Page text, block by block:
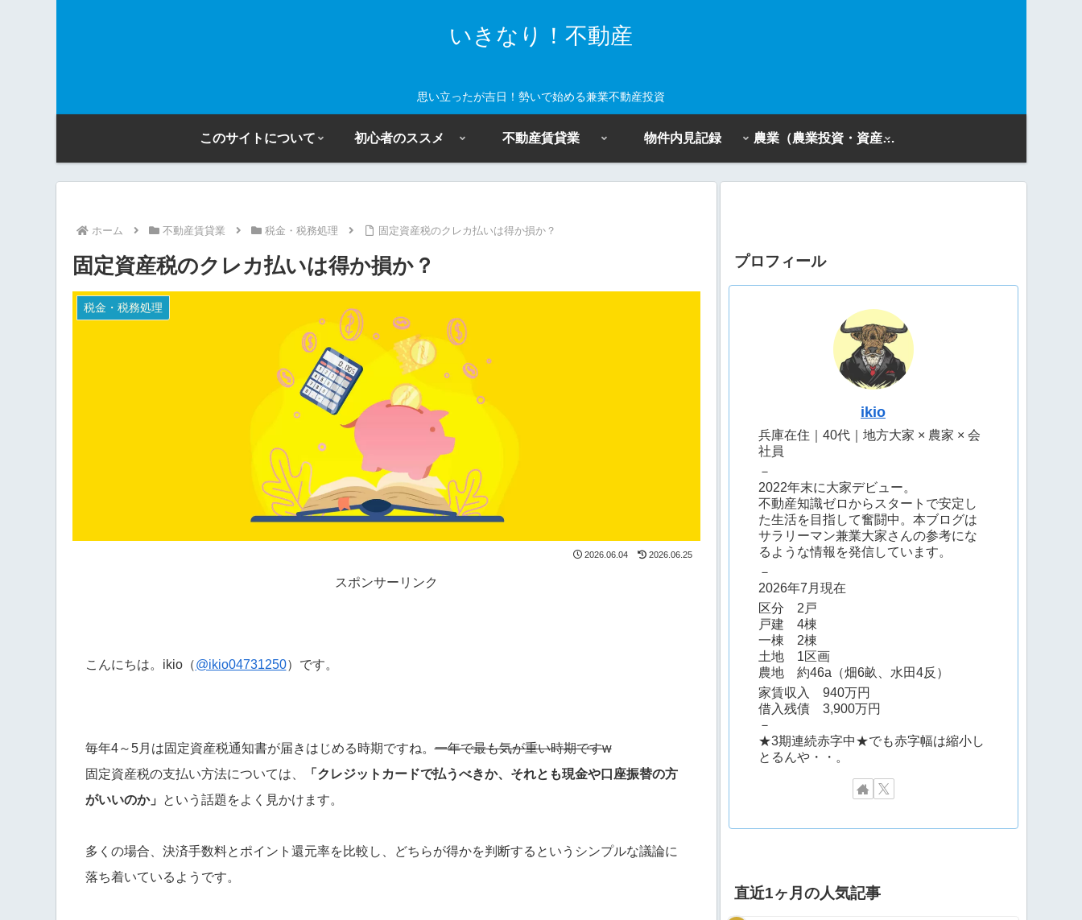
いきなり！不動産
思い立ったが吉日！勢いで始める兼業不動産投資
このサイトについて 初心者のススメ 不動産賃貸業 物件内見記録 農業（農業投資・資産活用）
ホーム 不動産賃貸業 税金・税務処理 固定資産税のクレカ払いは得か損か？
固定資産税のクレカ払いは得か損か？
税金・税務処理
2026.06.04 2026.06.25
スポンサーリンク
こんにちは。ikio（@ikio04731250）です。
毎年4～5月は固定資産税通知書が届きはじめる時期ですね。一年で最も気が重い時期ですw
固定資産税の支払い方法については、
「クレジットカードで払うべきか、それとも現金や口座振替の方
がいいのか」
という話題をよく見かけます。
多くの場合、決済手数料とポイント還元率を比較し、どちらが得かを判断するというシンプルな議論に
落ち着いているようです。
プロフィール
ikio
兵庫在住｜40代｜地方大家 × 農家 × 会
社員
－
2022年末に大家デビュー。
不動産知識ゼロからスタートで安定し
た生活を目指して奮闘中。本ブログは
サラリーマン兼業大家さんの参考にな
るような情報を発信しています。
－
2026年7月現在
区分 2戸
戸建 4棟
一棟 2棟
土地 1区画
農地 約46a（畑6畝、水田4反）
家賃収入 940万円
借入残債 3,900万円
－
★3期連続赤字中★でも赤字幅は縮小し
とるんや・・。
直近1ヶ月の人気記事